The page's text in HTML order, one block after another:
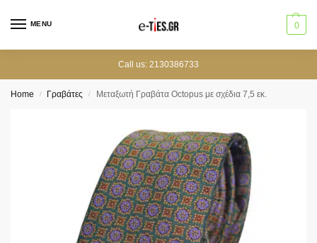
MENU 0
Call us: 2130386733
Home / Γραβάτες / Μεταξωτή Γραβάτα Octopus με σχέδια 7,5 εκ.